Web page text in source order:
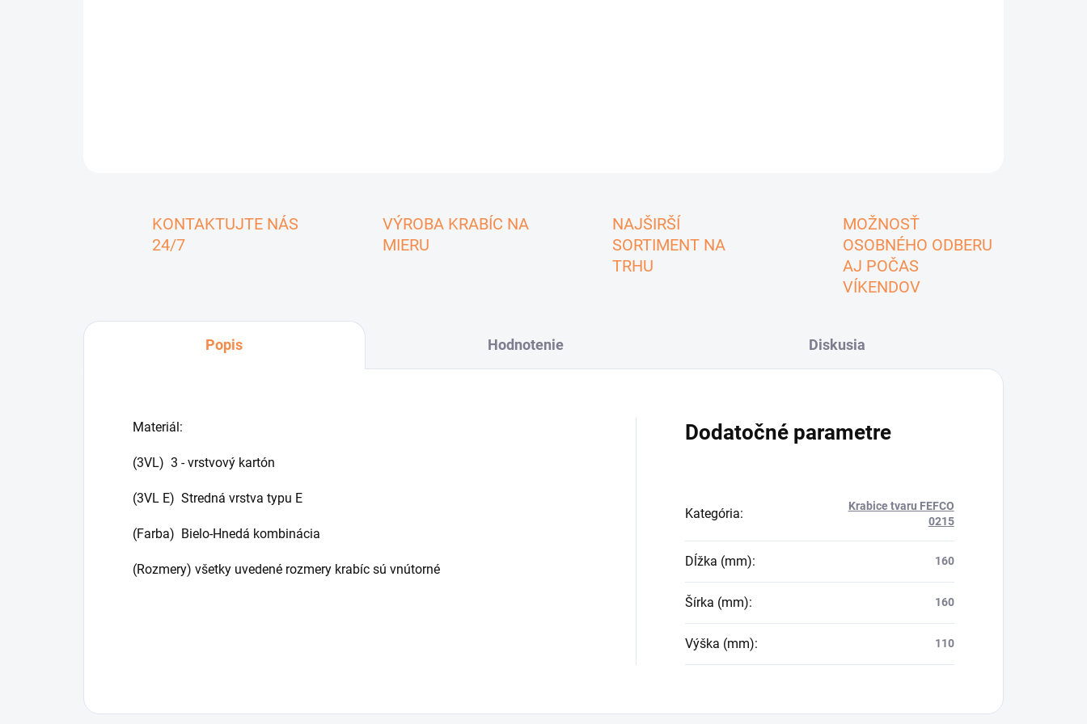
KONTAKTUJTE NÁS
24/7
VÝROBA KRABÍC NA
MIERU
NAJŠIRŠÍ
SORTIMENT NA
TRHU
MOŽNOSŤ
OSOBNÉHO ODBERU
AJ POČAS
VÍKENDOV
Popis Hodnotenie Diskusia
Materiál:
(3VL) 3 - vrstvový kartón
(3VL E) Stredná vrstva typu E
(Farba) Bielo-Hnedá kombinácia
(Rozmery) všetky uvedené rozmery krabíc sú vnútorné
Dodatočné parametre
Kategória:
Krabice tvaru FEFCO
0215
Dĺžka (mm): 160
Šírka (mm): 160
Výška (mm): 110